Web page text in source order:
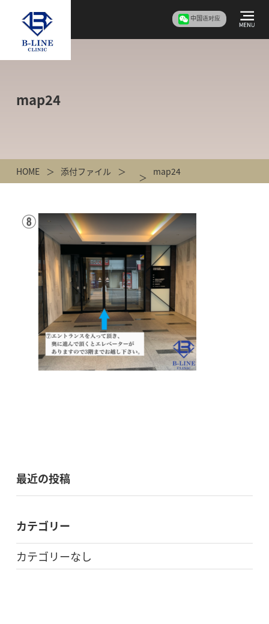
中国语对应
map24
HOME 添付ファイル map24
最近の投稿
カテゴリー
カテゴリーなし